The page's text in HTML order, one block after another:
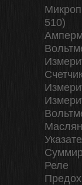
510)
Реле